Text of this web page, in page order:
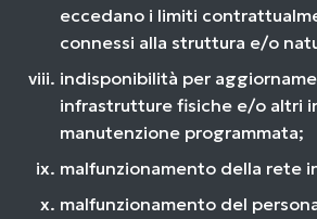
eccedano i limiti
connessi alla struttura e/o
indisponibilità per
infrastrutture fisiche e/o altri
manutenzione programmata;
malfunzionamento della rete
malfunzionamento del